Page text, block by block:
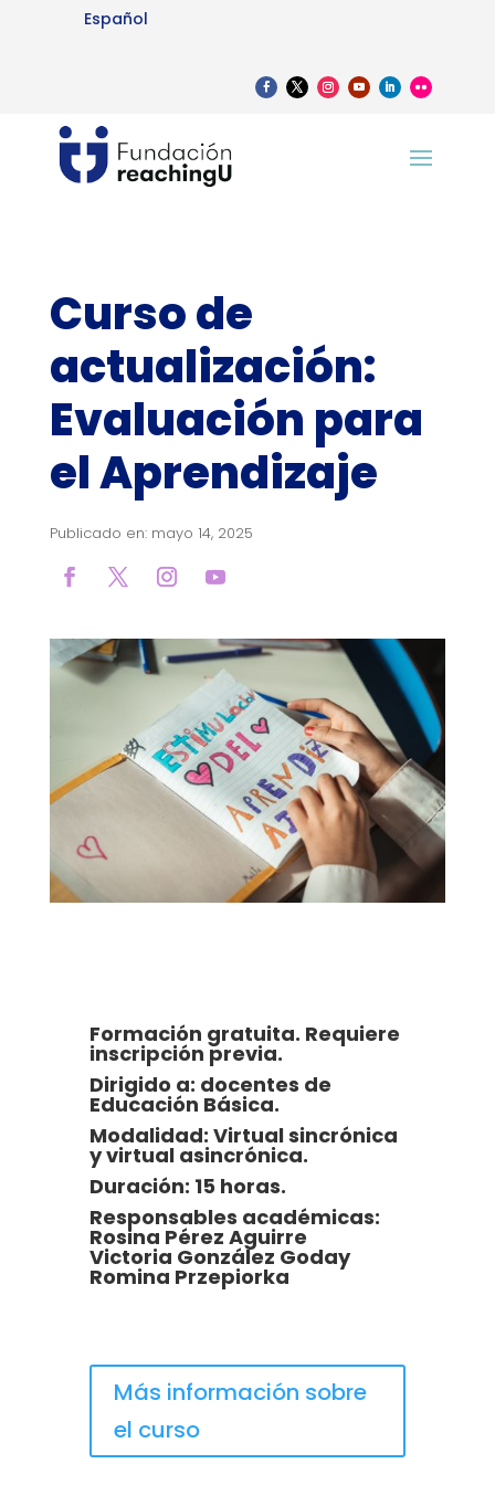
Español
Curso de
actualización:
Evaluación para
el Aprendizaje
Publicado en: mayo 14, 2025
Formación gratuita. Requiere
inscripción previa.
Dirigido a: docentes de
Educación Básica.
Modalidad: Virtual sincrónica
y virtual asincrónica.
Duración: 15 horas.
Responsables académicas:
Rosina Pérez Aguirre
Victoria González Goday
Romina Przepiorka
Más información sobre
el curso